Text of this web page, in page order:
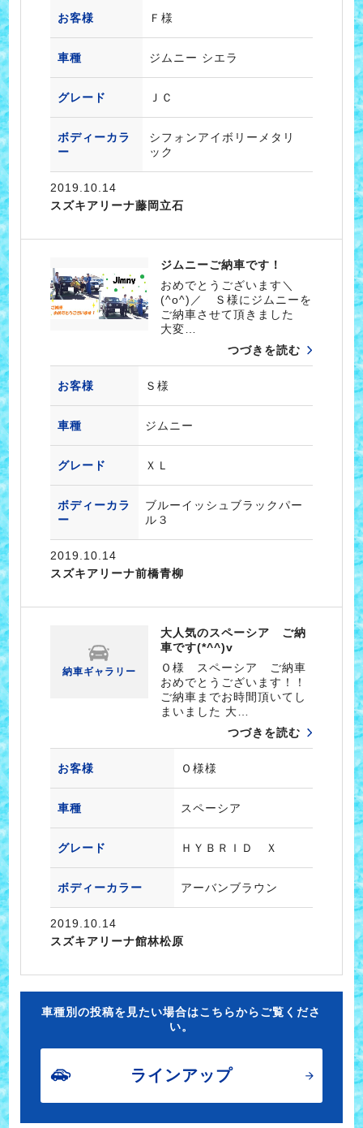
お客様 Ｆ様
車種 ジムニー シエラ
グレード ＪＣ
ボディーカラ
ー
シフォンアイボリーメタリ
ック
2019.10.14
スズキアリーナ藤岡立石
ジムニーご納車です！
おめでとうございます＼
(^o^)／ Ｓ様にジムニーを
ご納車させて頂きました
大変…
つづきを読む
お客様 Ｓ様
車種 ジムニー
グレード ＸＬ
ボディーカラ
ー
ブルーイッシュブラックパー
ル３
2019.10.14
スズキアリーナ前橋青柳
納車ギャラリー
大人気のスペーシア ご納
車です(*^^)v
Ｏ様 スペーシア ご納車
おめでとうございます！！
ご納車までお時間頂いてし
まいました 大…
つづきを読む
お客様 Ｏ様様
車種 スペーシア
グレード ＨＹＢＲＩＤ Ｘ
ボディーカラー アーバンブラウン
2019.10.14
スズキアリーナ館林松原
車種別の投稿を見たい場合はこちらからご覧くださ
い。
ラインアップ